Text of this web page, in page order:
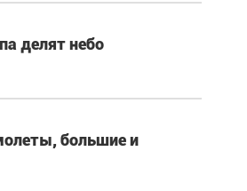
делят небо
большие и